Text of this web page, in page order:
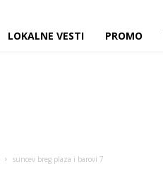
LOKALNE VESTI PROMO
suncev breg plaza i barovi 7